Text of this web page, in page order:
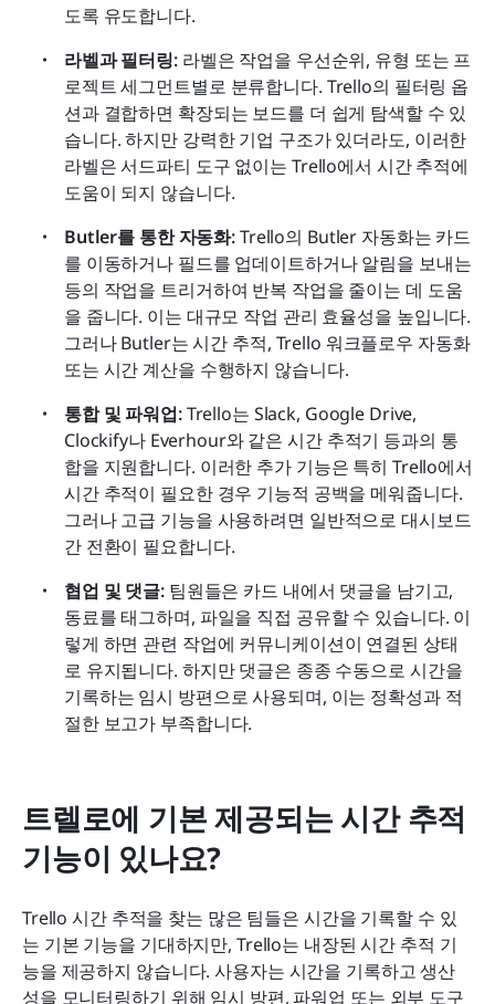
도록 유도합니다.
라벨과 필터링: 라벨은 작업을 우선순위, 유형 또는 프
로젝트 세그먼트별로 분류합니다. Trello의 필터링 옵
션과 결합하면 확장되는 보드를 더 쉽게 탐색할 수 있
습니다. 하지만 강력한 기업 구조가 있더라도, 이러한
라벨은 서드파티 도구 없이는 Trello에서 시간 추적에
도움이 되지 않습니다.
Butler를 통한 자동화: Trello의 Butler 자동화는 카드
를 이동하거나 필드를 업데이트하거나 알림을 보내는
등의 작업을 트리거하여 반복 작업을 줄이는 데 도움
을 줍니다. 이는 대규모 작업 관리 효율성을 높입니다.
그러나 Butler는 시간 추적, Trello 워크플로우 자동화
또는 시간 계산을 수행하지 않습니다.
통합 및 파워업: Trello는 Slack, Google Drive,
Clockify나 Everhour와 같은 시간 추적기 등과의 통
합을 지원합니다. 이러한 추가 기능은 특히 Trello에서
시간 추적이 필요한 경우 기능적 공백을 메워줍니다.
그러나 고급 기능을 사용하려면 일반적으로 대시보드
간 전환이 필요합니다.
협업 및 댓글: 팀원들은 카드 내에서 댓글을 남기고,
동료를 태그하며, 파일을 직접 공유할 수 있습니다. 이
렇게 하면 관련 작업에 커뮤니케이션이 연결된 상태
로 유지됩니다. 하지만 댓글은 종종 수동으로 시간을
기록하는 임시 방편으로 사용되며, 이는 정확성과 적
절한 보고가 부족합니다.
트렐로에 기본 제공되는 시간 추적
기능이 있나요?
Trello 시간 추적을 찾는 많은 팀들은 시간을 기록할 수 있
는 기본 기능을 기대하지만, Trello는 내장된 시간 추적 기
능을 제공하지 않습니다. 사용자는 시간을 기록하고 생산
성을 모니터링하기 위해 임시 방편, 파워업 또는 외부 도구